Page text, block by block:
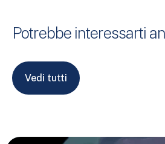
Potrebbe interessarti
Vedi tutti